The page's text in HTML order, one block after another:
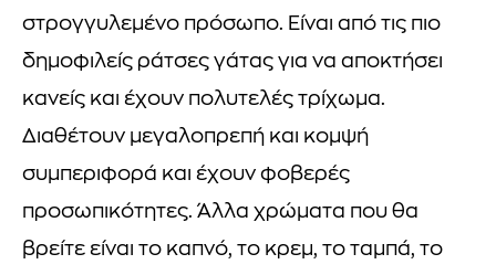
στρογγυλεμένο πρόσωπο. Είναι από τις πιο
δημοφιλείς ράτσες γάτας για να αποκτήσει
κανείς και έχουν πολυτελές τρίχωμα.
Διαθέτουν μεγαλοπρεπή και κομψή
συμπεριφορά και έχουν φοβερές
προσωπικότητες. Άλλα χρώματα που θα
βρείτε είναι το καπνό, το κρεμ, το ταμπά, το